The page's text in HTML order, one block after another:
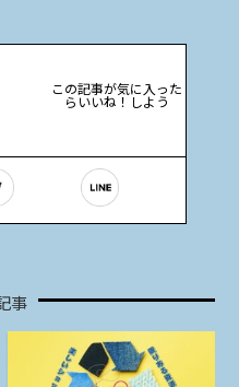
この記事が気に入った
らいいね！しよう
事